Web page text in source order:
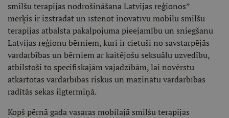
smilšu terapijas nodrošināšana Latvijas reģionos”
mērķis ir izstrādāt un īstenot inovatīvu mobilu smilšu
terapijas atbalsta pakalpojuma pieejamību un sniegšanu
Latvijas reģionu bērniem, kuri ir cietuši no savstarpējās
vardarbības un bērniem ar kaitējošu seksuālu uzvedību,
atbilstoši to specifiskajām vajadzībām, lai novērstu
atkārtotas vardarbības riskus un mazinātu vardarbības
radītās sekas ilgtermiņā.
Kopš pērnā gada vasaras mobilajā smilšu terapijas